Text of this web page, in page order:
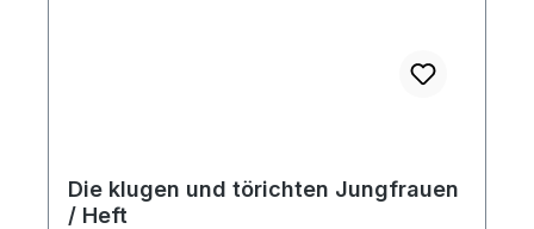
Die klugen und törichten Jungfrauen
/ Heft